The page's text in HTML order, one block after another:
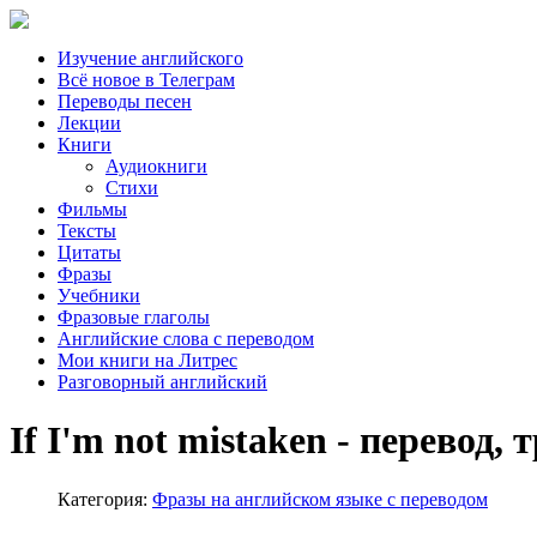
Изучение английского
Всё новое в Телеграм
Переводы песен
Лекции
Книги
Аудиокниги
Стихи
Фильмы
Тексты
Цитаты
Фразы
Учебники
Фразовые глаголы
Английские слова с переводом
Мои книги на Литрес
Разговорный английский
If I'm not mistaken - перевод,
Категория: Фразы на английском языке с переводом